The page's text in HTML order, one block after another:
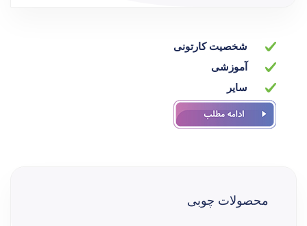
شخصیت کارتونی
آموزشی
سایر
محصولات چوبی